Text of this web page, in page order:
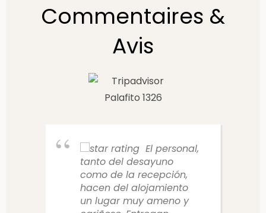
Commentaires &
Avis
El personal,
tanto del desayuno
como de la recepción,
hacen del alojamiento
un lugar muy ameno y